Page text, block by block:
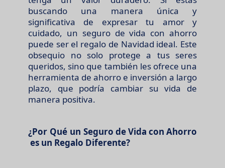
buscando una manera única y
significativa de expresar tu amor y
cuidado, un seguro de vida con ahorro
puede ser el regalo de Navidad ideal. Este
obsequio no solo protege a tus seres
queridos, sino que también les ofrece una
herramienta de ahorro e inversión a largo
plazo, que podría cambiar su vida de
manera positiva.
¿Por Qué un Seguro de Vida con Ahorro
es un Regalo Diferente?